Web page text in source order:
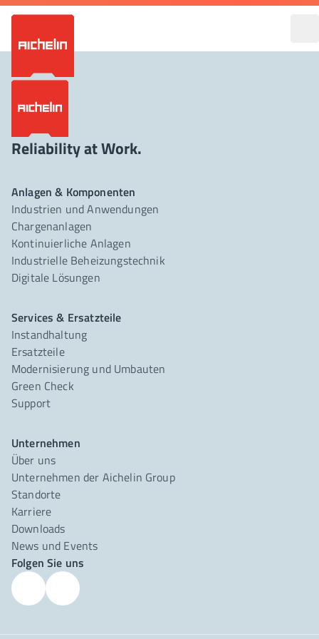
Reliability at Work.
Anlagen & Komponenten
Industrien und Anwendungen
Chargenanlagen
Kontinuierliche Anlagen
Industrielle Beheizungstechnik
Digitale Lösungen
Services & Ersatzteile
Instandhaltung
Ersatzteile
Modernisierung und Umbauten
Green Check
Support
Unternehmen
Über uns
Unternehmen der Aichelin Group
Standorte
Karriere
Downloads
News und Events
Folgen Sie uns